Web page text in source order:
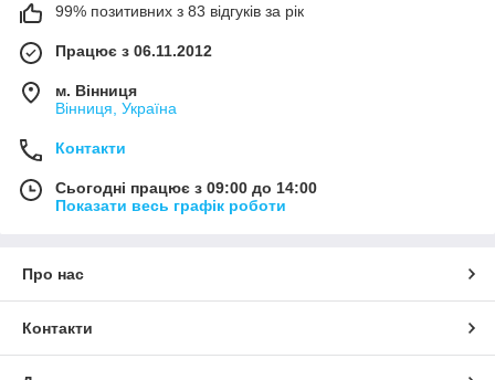
99% позитивних з 83 відгуків за рік
Працює з 06.11.2012
м. Вінниця
Вінниця, Україна
Контакти
Сьогодні працює з 09:00 до 14:00
Показати весь графік роботи
Про нас
Контакти